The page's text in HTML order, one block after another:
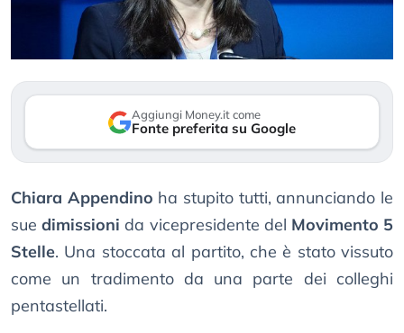
Aggiungi Money.it come
Fonte preferita su Google
Chiara Appendino ha stupito tutti, annunciando le
suedimissioni da vicepresidente del Movimento 5
Stelle. Una stoccata al partito, che è stato vissuto
come un tradimento da una parte dei colleghi
pentastellati.